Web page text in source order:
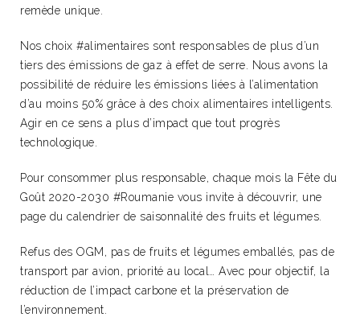
remède unique.
Nos choix #alimentaires sont responsables de plus d’un
tiers des émissions de gaz à effet de serre. Nous avons la
possibilité de réduire les émissions liées à l’alimentation
d’au moins 50% grâce à des choix alimentaires intelligents.
Agir en ce sens a plus d’impact que tout progrès
technologique.
Pour consommer plus responsable, chaque mois la Fête du
Goût 2020-2030 #Roumanie vous invite à découvrir, une
page du calendrier de saisonnalité des fruits et légumes.
Refus des OGM, pas de fruits et légumes emballés, pas de
transport par avion, priorité au local… Avec pour objectif, la
réduction de l’impact carbone et la préservation de
l’environnement.